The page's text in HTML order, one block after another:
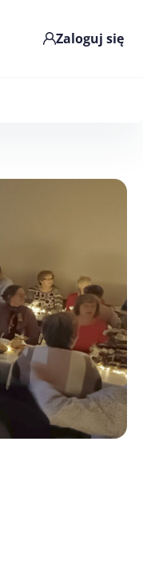
Zaloguj się